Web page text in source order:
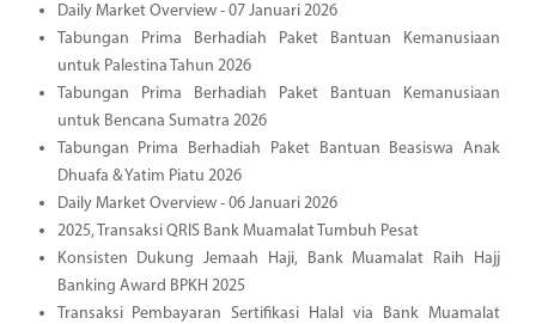
Daily Market Overview - 07 Januari 2026
Tabungan Prima Berhadiah Paket Bantuan Kemanusiaan
untuk Palestina Tahun 2026
Tabungan Prima Berhadiah Paket Bantuan Kemanusiaan
untuk Bencana Sumatra 2026
Tabungan Prima Berhadiah Paket Bantuan Beasiswa Anak
Dhuafa & Yatim Piatu 2026
Daily Market Overview - 06 Januari 2026
2025, Transaksi QRIS Bank Muamalat Tumbuh Pesat
Konsisten Dukung Jemaah Haji, Bank Muamalat Raih Hajj
Banking Award BPKH 2025
Transaksi Pembayaran Sertifikasi Halal via Bank Muamalat